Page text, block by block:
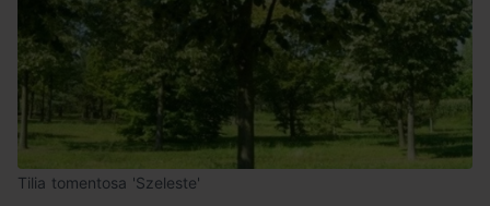
Tilia tomentosa 'Szeleste'